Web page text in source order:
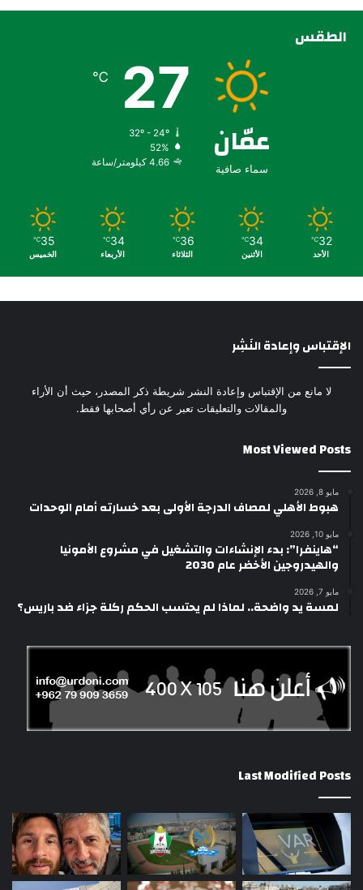
الطقس
عمّان
سماء صافية
27
℃
32º - 24º
52%
4.66 كيلومتر/ساعة
32
℃
الأحد
34
℃
الأثنين
36
℃
الثلاثاء
34
℃
الأربعاء
35
℃
الخميس
الإقتباس وإعادة النَشِر
لا مانع من الإقتباس وإعادة النشر شريطة ذكر المصدر، حيث أن الأراء
والمقالات والتعليقات تعبر عن رأي أصحابها فقط.
Most Viewed Posts
مايو 8, 2026
هبوط الأهلي لمصاف الدرجة الأولى بعد خسارته أمام الوحدات
مايو 10, 2026
“هاينفرا”: بدء الإنشاءات والتشغيل في مشروع الأمونيا
والهيدروجين الأخضر عام 2030
مايو 7, 2026
لمسة يد واضحة.. لماذا لم يحتسب الحكم ركلة جزاء ضد باريس؟
Last Modified Posts